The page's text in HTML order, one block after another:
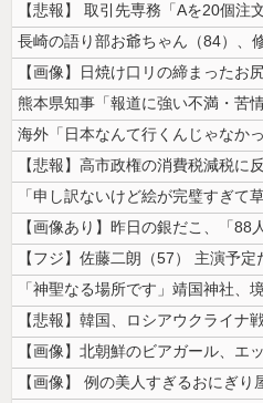
【画像】日焼け口リの締まったお
【悲報】韓国、ロシアウクライナ